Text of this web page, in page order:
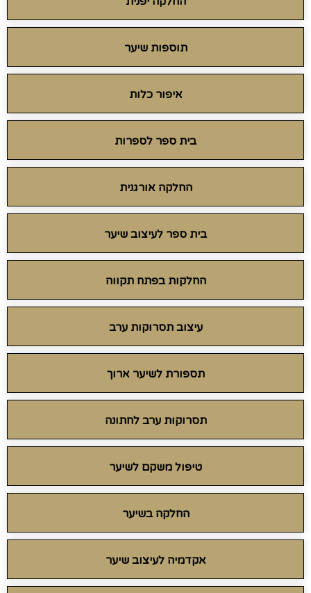
תוספות שיער
איפור כלות
בית ספר לספרות
החלקה אורגנית
בית ספר לעיצוב שיער
החלקות בפתח תקווה
עיצוב תסרוקות ערב
תספורת לשיער ארוך
תסרוקות ערב לחתונה
טיפול משקם לשיער
החלקה בשיער
אקדמיה לעיצוב שיער